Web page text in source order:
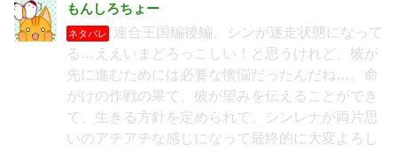
もんしろちょー
ネタバレ
連合王国編後編。シンが迷走状態になって
る…ええいまどろっこしい！と思うけれど、彼が
先に進むためには必要な懊悩だったんだね…。命
がけの作戦の果て、彼が望みを伝えることができ
て、生きる方針を定められて、シンレナが両片思
いのアチアチな感じになって最終的に大変よろし